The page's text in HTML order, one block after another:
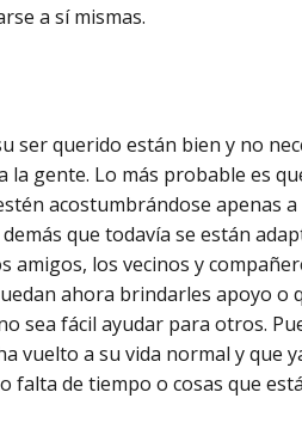
a sí mismas.
ser querido están bien y no
la gente. Lo más probable es
acostumbrándose apenas a
que todavía se están
amigos, los vecinos y
ahora brindarles apoyo o
sea fácil ayudar para otros.
vuelto a su vida normal y que
falta de tiempo o cosas que